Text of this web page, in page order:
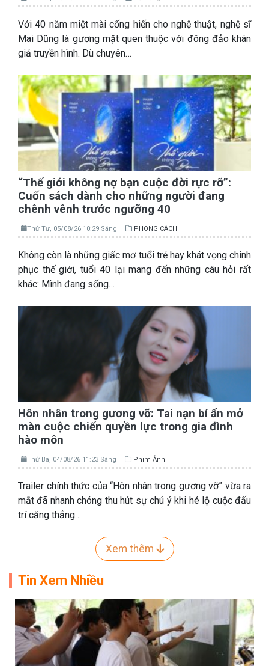
Với 40 năm miệt mài cống hiến cho nghệ thuật, nghệ sĩ
Mai Dũng là gương mặt quen thuộc với đông đảo khán
giả truyền hình. Dù chuyên…
“Thế giới không nợ bạn cuộc đời rực rỡ”:
Cuốn sách dành cho những người đang
chênh vênh trước ngưỡng 40
Thứ Tư, 05/08/26 10:29 Sáng PHONG CÁCH
Không còn là những giấc mơ tuổi trẻ hay khát vọng chinh
phục thế giới, tuổi 40 lại mang đến những câu hỏi rất
khác: Mình đang sống…
Hôn nhân trong gương vỡ: Tai nạn bí ẩn mở
màn cuộc chiến quyền lực trong gia đình
hào môn
Thứ Ba, 04/08/26 11:23 Sáng Phim Ảnh
Trailer chính thức của “Hôn nhân trong gương vỡ” vừa ra
mắt đã nhanh chóng thu hút sự chú ý khi hé lộ cuộc đấu
trí căng thẳng…
Xem thêm
Tin Xem Nhiều